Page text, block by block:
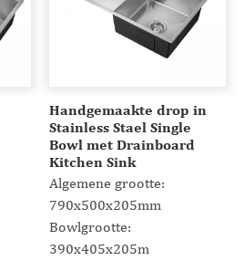
Handgemaakte drop in
Stainless Stael Single
Bowl met Drainboard
Kitchen Sink
Algemene grootte:
790x500x205mm
Bowlgrootte:
390x405x205m